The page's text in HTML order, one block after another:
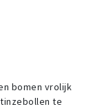
bomen vrolijk
te